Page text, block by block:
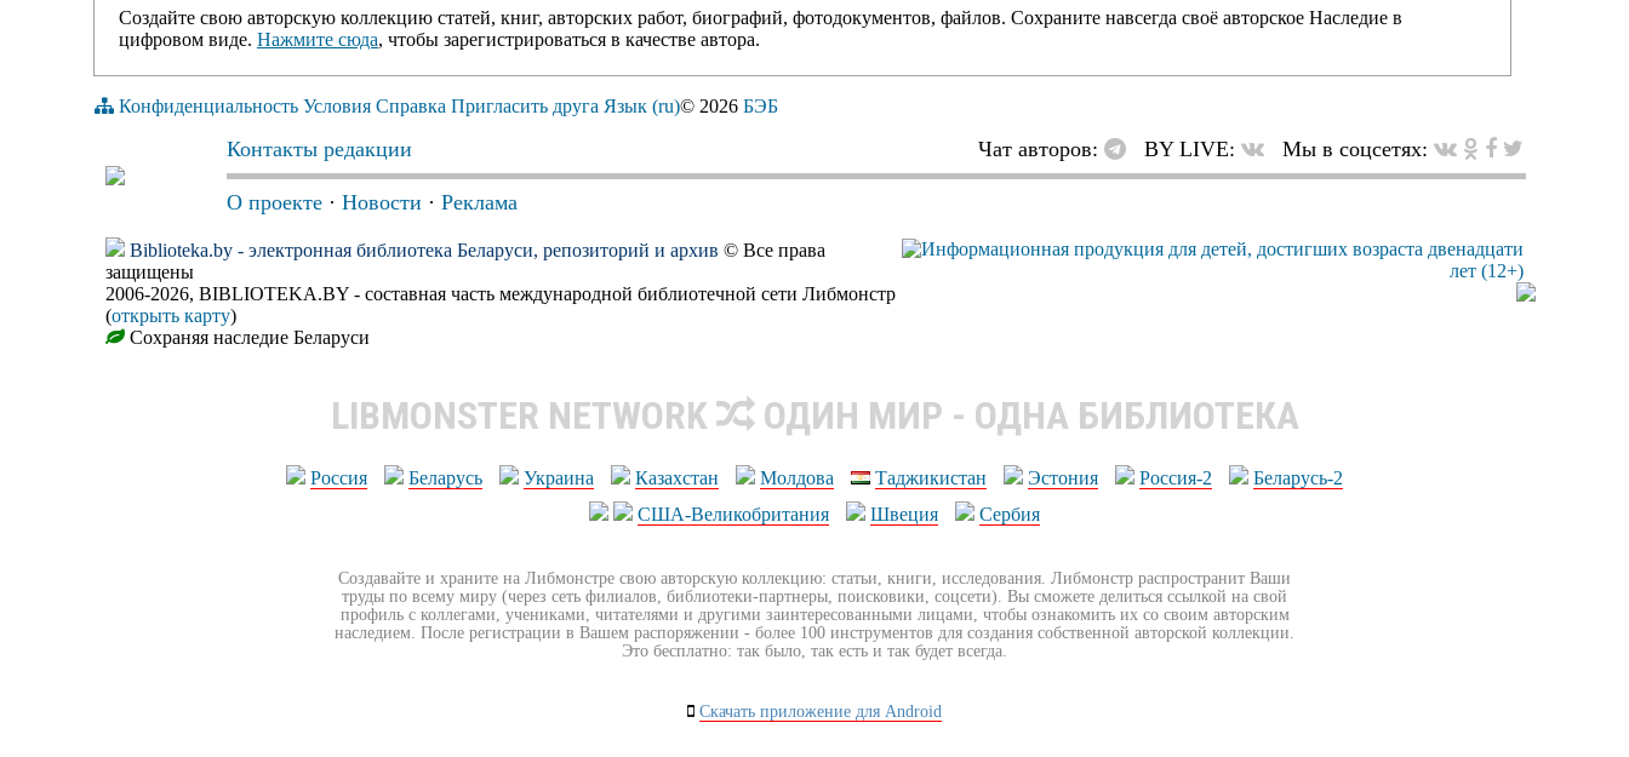
Создайте свою авторскую коллекцию статей, книг, авторских работ, биографий, фотодокументов, файлов. Сохраните навсегда своё авторское Наследие в
цифровом виде. Нажмите сюда, чтобы зарегистрироваться в качестве автора.
Конфиденциальность Условия Справка Пригласить друга Язык (ru)© 2026 БЭБ
Контакты редакции Чат авторов: BY LIVE: Мы в соцсетях:
О проекте · Новости · Реклама
Biblioteka.by - электронная библиотека Беларуси, репозиторий и архив © Все права
защищены
2006-2026, BIBLIOTEKA.BY - составная часть международной библиотечной сети Либмонстр
(открыть карту)
Сохраняя наследие Беларуси
LIBMONSTER NETWORK ОДИН МИР - ОДНА БИБЛИОТЕКА
Россия Беларусь Украина Казахстан Молдова Таджикистан Эстония Россия-2
Беларусь-2
США-Великобритания
Швеция Сербия
Создавайте и храните на Либмонстре свою авторскую коллекцию: статьи, книги, исследования. Либмонстр распространит Ваши
труды по всему миру (через сеть филиалов, библиотеки-партнеры, поисковики, соцсети). Вы сможете делиться ссылкой на свой
профиль с коллегами, учениками, читателями и другими заинтересованными лицами, чтобы ознакомить их со своим авторским
наследием. После регистрации в Вашем распоряжении - более 100 инструментов для создания собственной авторской коллекции.
Это бесплатно: так было, так есть и так будет всегда.
Скачать приложение для Android